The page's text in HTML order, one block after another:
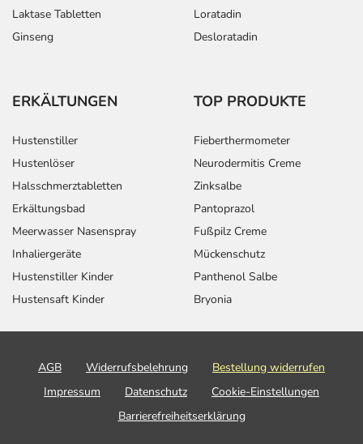
Laktase Tabletten
Ginseng
Loratadin
Desloratadin
ERKÄLTUNGEN
Hustenstiller
Hustenlöser
Halsschmerztabletten
Erkältungsbad
Meerwasser Nasenspray
Inhaliergeräte
Hustenstiller Kinder
Hustensaft Kinder
TOP PRODUKTE
Fieberthermometer
Neurodermitis Creme
Zinksalbe
Pantoprazol
Fußpilz Creme
Mückenschutz
Panthenol Salbe
Bryonia
AGB Widerrufsbelehrung
Bestellung widerrufen
Impressum
Datenschutz
Cookie-Einstellungen
Barrierefreiheitserklärung